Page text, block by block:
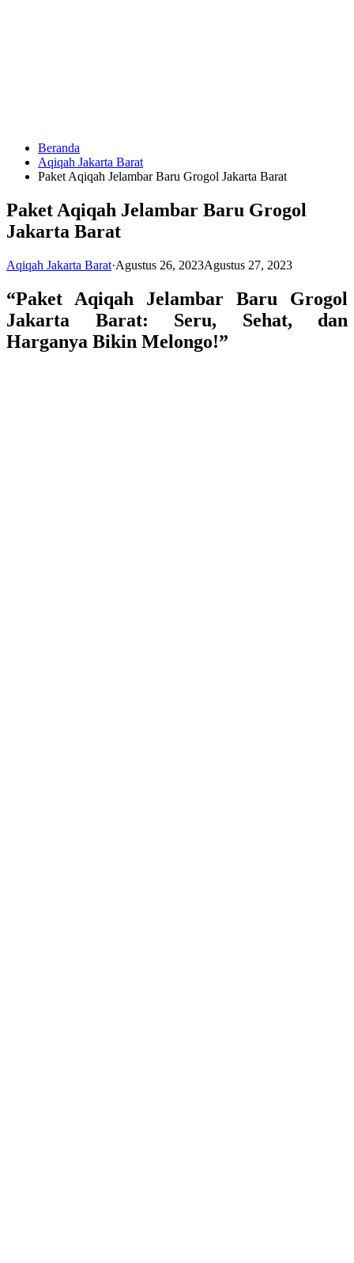
HUBUNGI
KAMI
0823
1246
6713
Beranda
Aqiqah Jakarta Barat
Paket Aqiqah Jelambar Baru Grogol Jakarta Barat
Paket Aqiqah Jelambar Baru Grogol
Jakarta Barat
Aqiqah Jakarta Barat·Agustus 26, 2023Agustus 27, 2023
“Paket Aqiqah Jelambar Baru Grogol
Jakarta Barat: Seru, Sehat, dan
Harganya Bikin Melongo!”